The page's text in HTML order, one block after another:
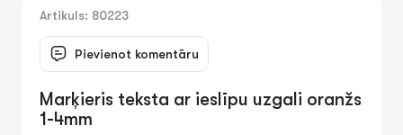
Artikuls: 80223
Pievienot komentāru
Marķieris teksta ar ieslīpu uzgali oranžs
1-4mm